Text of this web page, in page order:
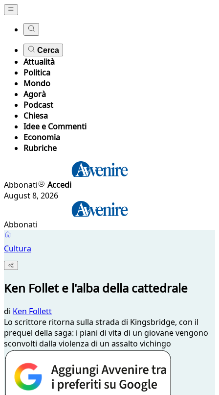
Cerca
Attualità
Politica
Mondo
Agorà
Podcast
Chiesa
Idee e Commenti
Economia
Rubriche
Abbonati
Accedi
August 8, 2026
Abbonati
Cultura
Ken Follet e l'alba della cattedrale
di Ken Follett
Lo scrittore ritorna sulla strada di Kingsbridge, con il
prequel della saga: i piani di vita di un giovane vengono
sconvolti dalla violenza di un assalto vichingo